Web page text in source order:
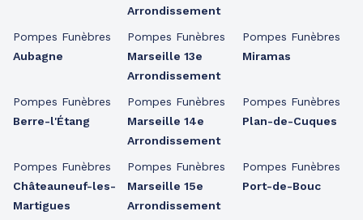
Pompes Funèbres
Aubagne
Pompes Funèbres
Berre-l'Étang
Pompes Funèbres
Châteauneuf-les-
Martigues
Arrondissement
Pompes Funèbres
Marseille 13e
Arrondissement
Pompes Funèbres
Marseille 14e
Arrondissement
Pompes Funèbres
Marseille 15e
Arrondissement
Pompes Funèbres
Miramas
Pompes Funèbres
Plan-de-Cuques
Pompes Funèbres
Port-de-Bouc